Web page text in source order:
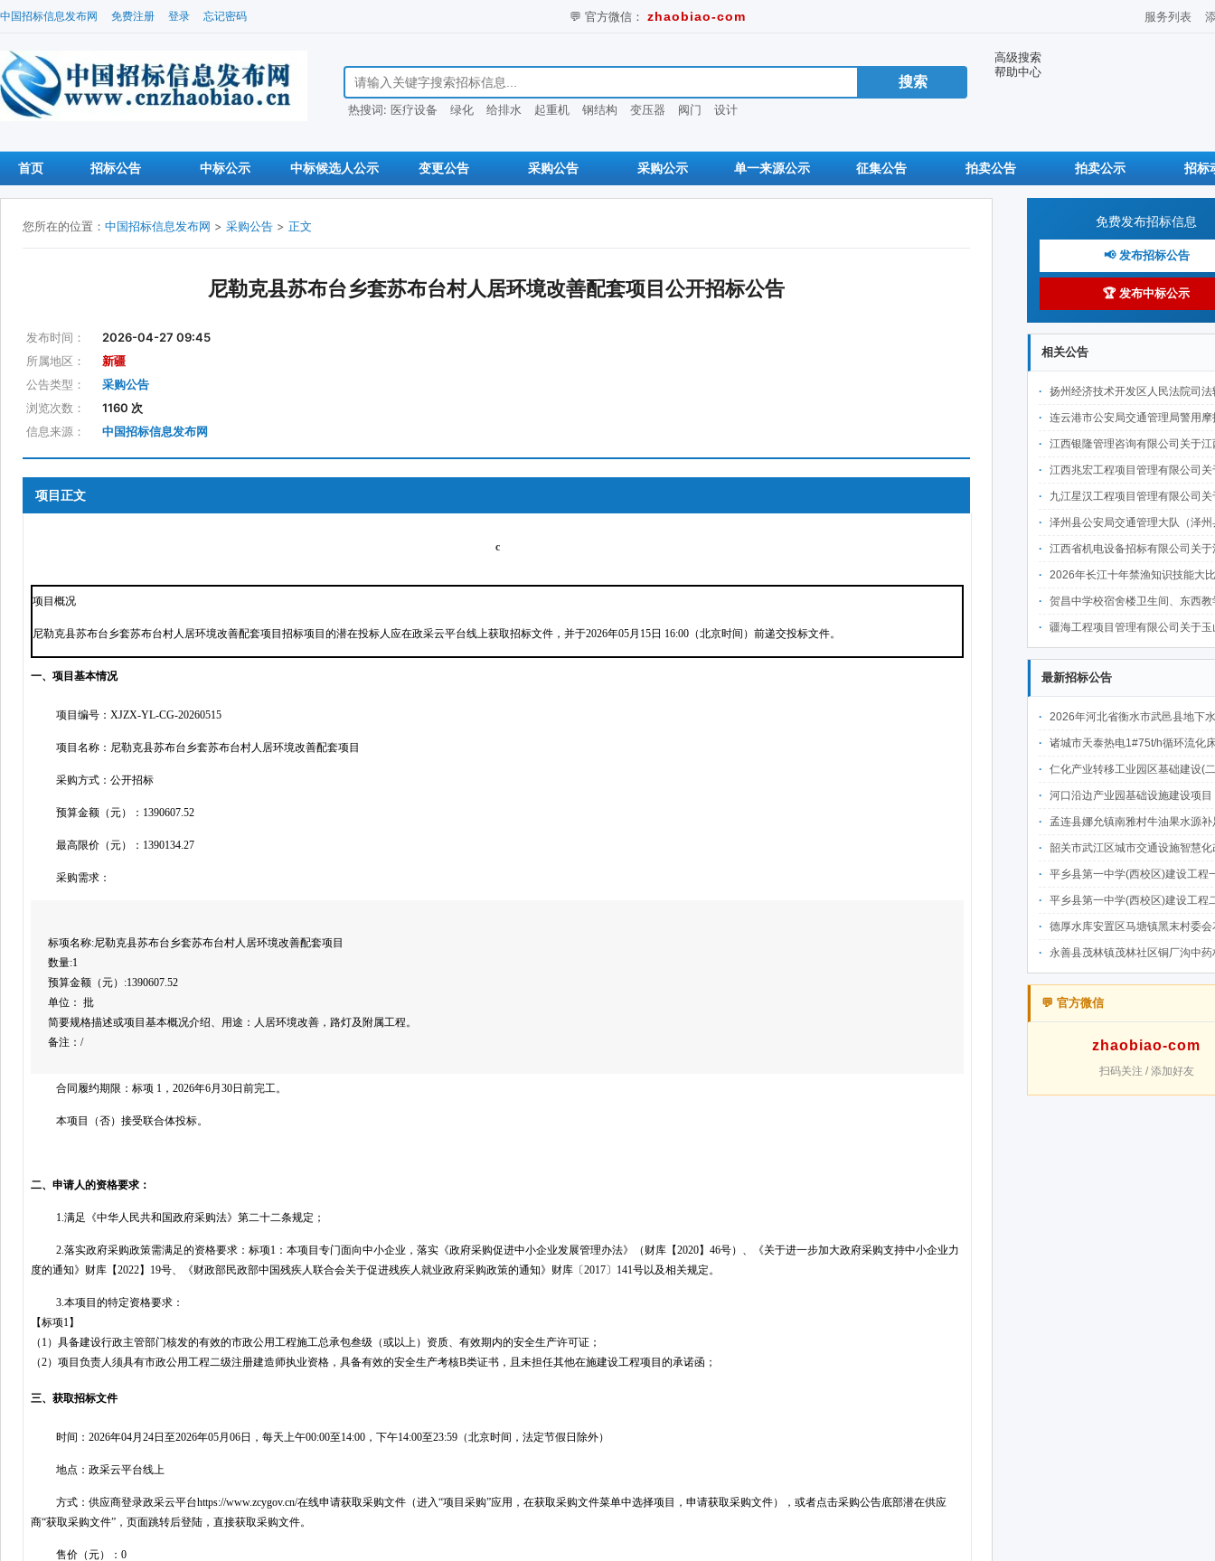
中国招标信息发布网 免费注册 登录 忘记密码 💬 官方微信： zhaobiao-com 服务列表
搜索招标信息
热搜词: 医疗设备 绿化 给排水 起重机 钢结构 变压器 阀门 设计
高级搜索
帮助中心
首页 招标公告 中标公示 中标候选人公示 变更公告 采购公告 采购公示 单一来源公示 征集公告 拍卖公告 拍卖公示 招标
您所在的位置： 中国招标信息发布网 > 采购公告 > 正文
尼勒克县苏布台乡套苏布台村人居环境改善配套项目公开招标公告
发布时间：
2026-04-27 09:45
所属地区：
新疆
公告类型：
采购公告
浏览次数：
1160 次
信息来源：
中国招标信息发布网
项目正文
免费发布招标信息
📢 发布招标公告
🏆 发布中标公示
相关公告
扬州经济技术开发区人民法院司法辅警服务项目采
连云港市公安局交通管理局警用摩托车采购项目采购
江西银隆管理咨询有限公司关于江西交通职业技术学院智联物流自动驾驶卡车技术研发采购项目（采购编号：JXYL2026-C0535-1）第二次竞
江西兆宏工程项目管理有限公司关于彭泽县人民政府办公大楼能源费用托管项目（项目编号：JXZH2026-ZB008）电子化公
九江星汉工程项目管理有限公司关于彭泽县第二轮土地承包到期后再延长30年试点服务项目（JJXH2026-ZB011）电子化
泽州县公安局交通管理大队（泽州县交通管理局）公开招标太岳东街更换文化隔离护栏项
江西省机电设备招标有限公司关于江西冶金职业技术学院综合育人体验中心天花机采购项目（项目编号：JXTC2026070237C2）电子化竞
2026年长江十年禁渔知识技能大比武竞争性磋商
贺昌中学校宿舍楼卫生间、东西教学楼屋面改造工程的
疆海工程项目管理有限公司关于玉山县妇幼保健院眼科设备采购项目（第二次）询
最新招标公告
2026年河北省衡水市武邑县地下水水源置换工程（微咸水改造提升）施工
诸城市天泰热电1#75t/h循环流化床锅炉及配套设施升级改造项目（设计施工一体
仁化产业转移工业园区基础建设(二期)一韶关仁化产业园区工业二路道路及桥梁(西侧扩园段)建设
河口沿边产业园基础设施建设项目（二期）设计施工总承包（EPC）(三次
孟连县娜允镇南雅村牛油果水源补足提质增效建设项目
韶关市武江区城市交通设施智慧化改造提升项目-基础建设工程（一期）A标段施
平乡县第一中学(西校区)建设工程一标段施工
平乡县第一中学(西校区)建设工程二标段施工
德厚水库安置区马塘镇黑末村委会花庄移民安置点美丽家园·移民新村建设项
永善县茂林镇茂林社区铜厂沟中药材产业配套水利设施建设项目
💬 官方微信
zhaobiao-com
扫码关注 / 添加好友